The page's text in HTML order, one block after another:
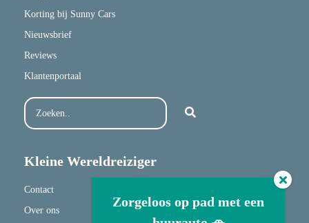
Korting bij Sunny Cars
Nieuwsbrief
Reviews
Klantenportaal
Kleine Wereldreiziger
Contact
Over ons
Zorgeloos op pad met een